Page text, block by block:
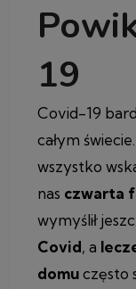
19
Covid-19
całym
wszystko
nas czwarta
wymyślił
Covid, a
domuczęsto